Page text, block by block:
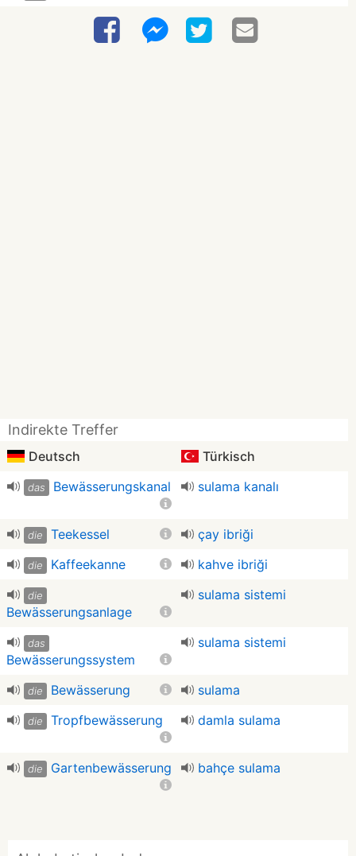
Indirekte Treffer
Deutsch Türkisch
das Bewässerungskanal sulama kanalı
die Teekessel çay ibriği
die Kaffeekanne kahve ibriği
die
Bewässerungsanlage
sulama sistemi
das
Bewässerungssystem
sulama sistemi
die Bewässerung sulama
die Tropfbewässerung damla sulama
die Gartenbewässerung bahçe sulama